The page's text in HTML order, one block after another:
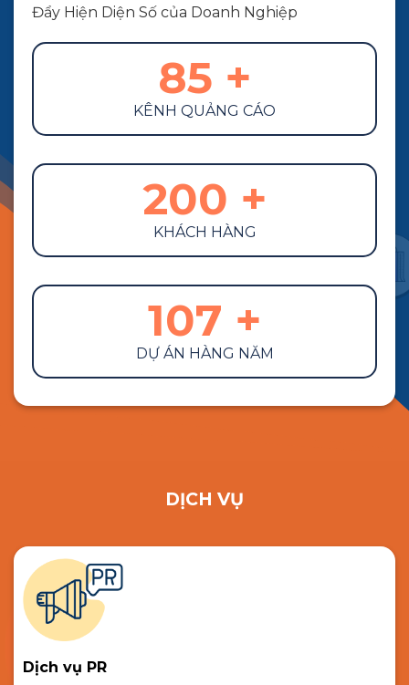
Đẩy Hiện Diện Số của Doanh Nghiệp
85 +
KÊNH QUẢNG CÁO
200 +
KHÁCH HÀNG
107 +
DỰ ÁN HÀNG NĂM
DỊCH VỤ
Dịch vụ PR